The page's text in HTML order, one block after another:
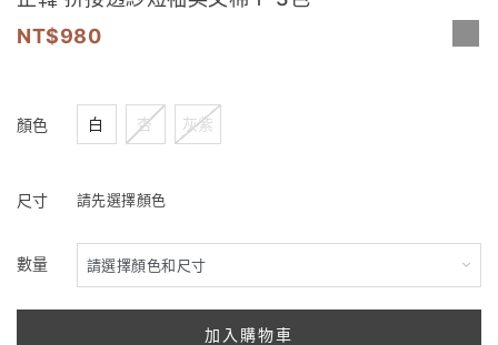
980
顏色 白 杏 灰紫
尺寸 請先選擇顏色
數量
加入購物車